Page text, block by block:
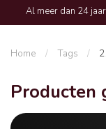
Al meer dan 24
Home / Tags /
Producten